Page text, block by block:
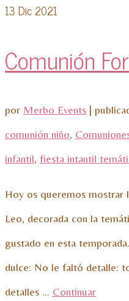
13 Dic 2021
Comunión
por Merbo Events |
comunión niño,
infantil, fiesta intantil
Hoy os queremos mostrar
Leo, decorada con la
gustado en esta
dulce: No le faltó detalle:
detalles … Continuar